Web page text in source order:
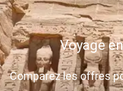
Voyage
Comparez les offres